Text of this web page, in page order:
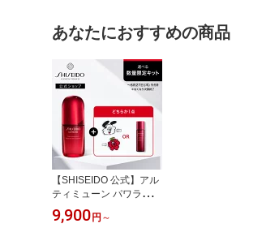
あなたにおすすめの商品
【SHISEIDO 公式】アル
ティミューン パワライジ
ング セラム | SHISEIDO
資生堂 シセイドウ | 美容
9,900 円 ～